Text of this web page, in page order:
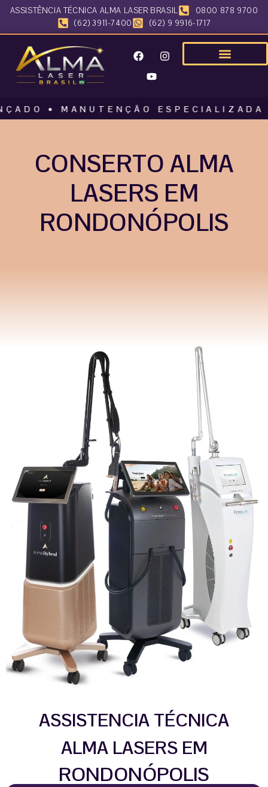
ASSISTÊNCIA TÉCNICA ALMA LASER BRASIL
0800 878 9700
(62) 3911-7400
(62) 9 9916-1717
• MANUTENÇÃO ESPECIALIZADA
CONSERTO ALMA
LASERS EM
RONDONÓPOLIS
ASSISTENCIA TÉCNICA
ALMA LASERS EM
RONDONÓPOLIS